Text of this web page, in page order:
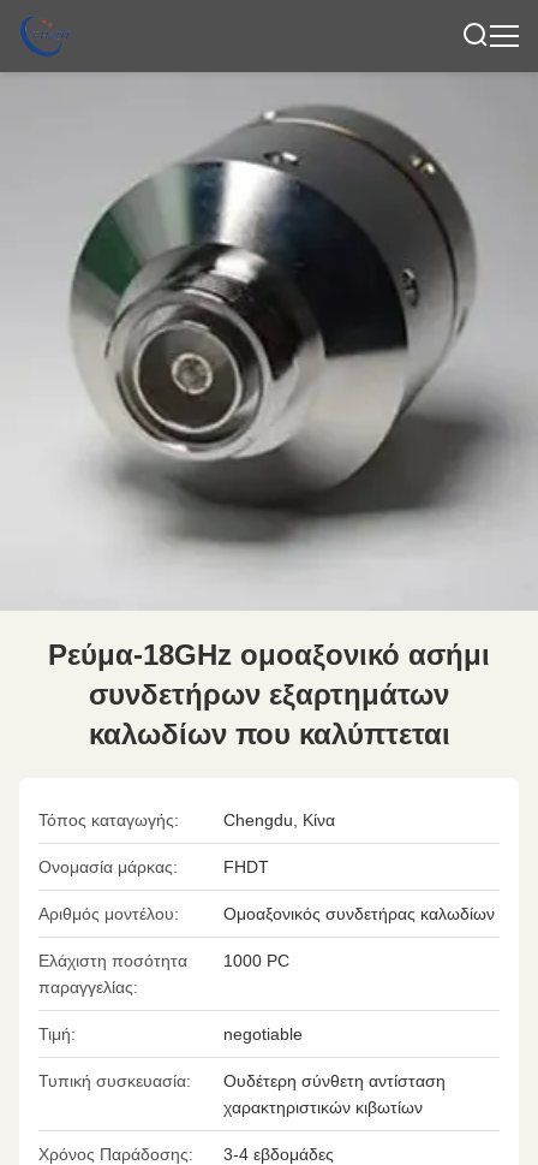
Ρεύμα-18GHz ομοαξονικό ασήμι
συνδετήρων εξαρτημάτων
καλωδίων που καλύπτεται
Τόπος καταγωγής: Chengdu, Κίνα
Ονομασία μάρκας: FHDT
Αριθμός μοντέλου: Ομοαξονικός συνδετήρας καλωδίων
Ελάχιστη ποσότητα
παραγγελίας:
1000 PC
Τιμή: negotiable
Τυπική συσκευασία:
Ουδέτερη σύνθετη αντίσταση
χαρακτηριστικών κιβωτίων
Χρόνος Παράδοσης: 3-4 εβδομάδες